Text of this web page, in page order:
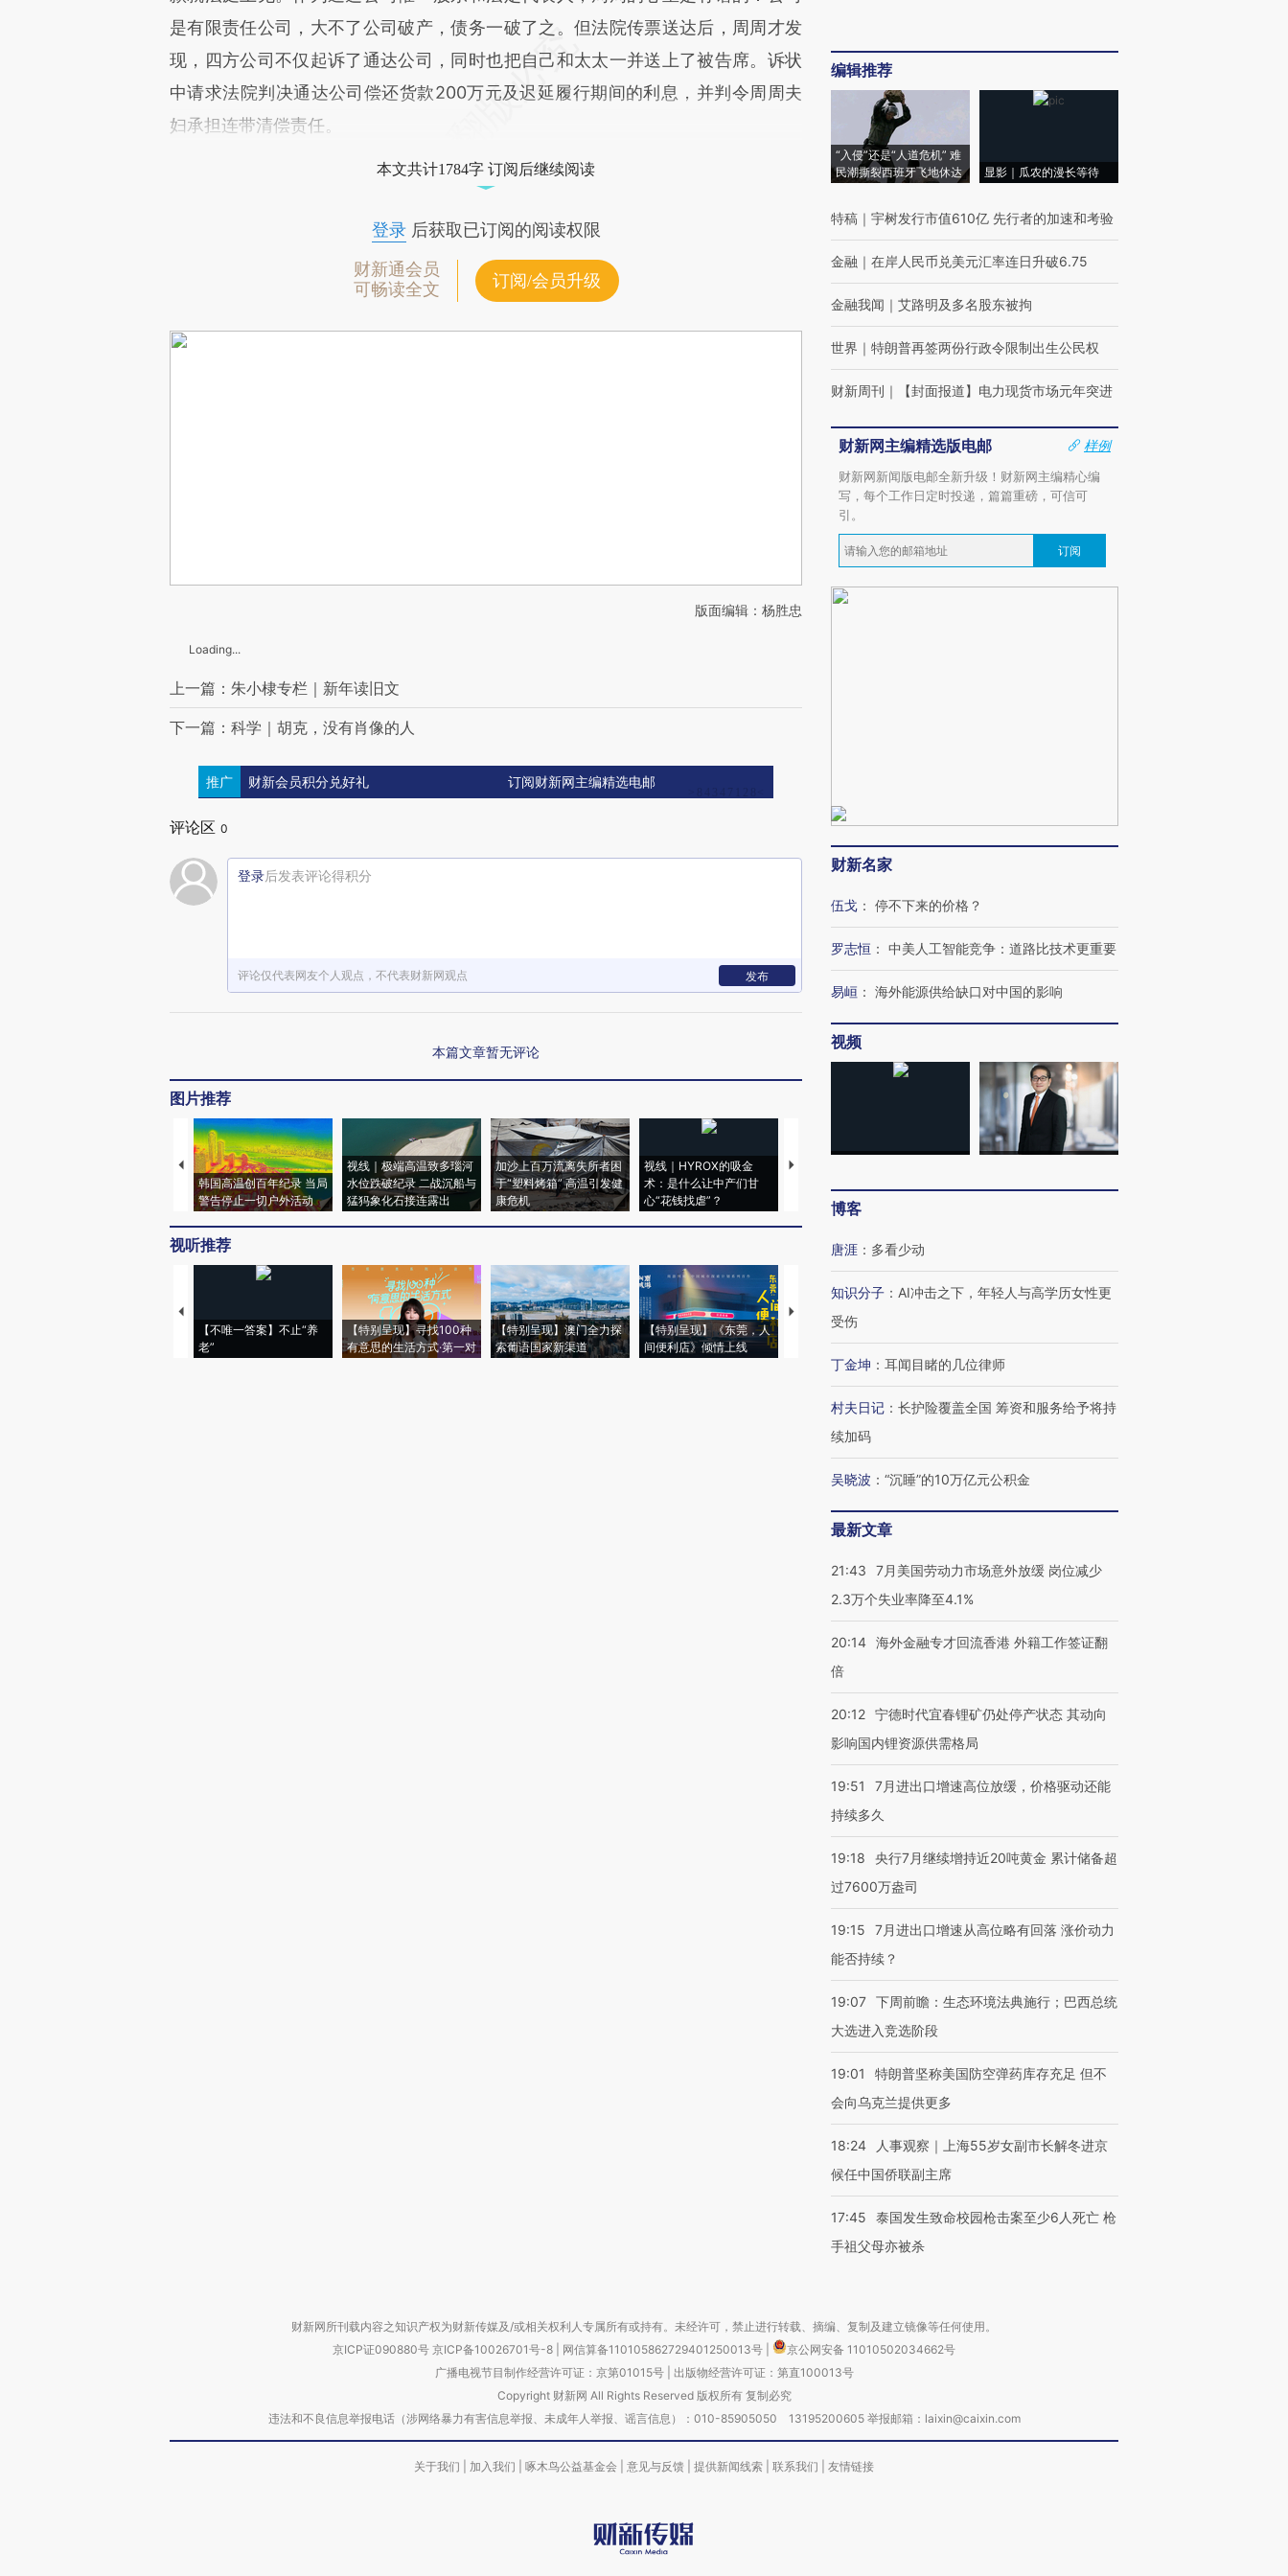
是有限责任公司，大不了公司破产，债务一破了之。但法院传票送达后，周周才发
现，四方公司不仅起诉了通达公司，同时也把自己和太太一并送上了被告席。诉状
中请求法院判决通达公司偿还货款200万元及迟延履行期间的利息，并判令周周夫
妇承担连带清偿责任。
本文共计1784字 订阅后继续阅读
登录后获取已订阅的阅读权限
财新通会员
可畅读全文
订阅/会员升级
版面编辑：杨胜忠
Loading...
上一篇：朱小棣专栏｜新年读旧文
下一篇：科学｜胡克，没有肖像的人
推广 财新会员积分兑好礼 订阅财新网主编精选电邮
评论区 0
登录后发表评论得积分
评论仅代表网友个人观点，不代表财新网观点 发布
本篇文章暂无评论
图片推荐
韩国高温创百年纪录 当局
警告停止一切户外活动
视线｜极端高温致多瑙河
水位跌破纪录 二战沉船与
猛犸象化石接连露出
加沙上百万流离失所者困
于“塑料烤箱” 高温引发健
康危机
视线｜HYROX的吸金
术：是什么让中产们甘
心“花钱找虐”？
马航飞行员跨国走私7万
视听推荐
【不唯一答案】不止“养
老”
【特别呈现】寻找100种
有意思的生活方式·第一对
【特别呈现】澳门全力探
索葡语国家新渠道
【特别呈现】《东莞，人
间便利店》倾情上线
【推广】走进第四届链博
会，让数智科技“链”接产
有意思的生活方式·第三对
住三大增长引擎是什么？
编辑推荐
“入侵”还是“人道危机” 难
民潮撕裂西班牙飞地休达
显影｜瓜农的漫长等待
特稿 ｜ 宇树发行市值610亿 先行者的加速和考验
金融 ｜ 在岸人民币兑美元汇率连日升破6.75
金融我闻 ｜ 艾路明及多名股东被拘
世界 ｜ 特朗普再签两份行政令限制出生公民权
财新周刊 ｜ 【封面报道】电力现货市场元年突进
财新网主编精选版电邮
样例
财新网新闻版电邮全新升级！财新网主编精心编
写，每个工作日定时投递，篇篇重磅，可信可
引。
订阅
财新名家
伍戈 ： 停不下来的价格？
罗志恒 ： 中美人工智能竞争：道路比技术更重要
易峘 ： 海外能源供给缺口对中国的影响
视频
博客
唐涯 ： 多看少动
知识分子 ： AI冲击之下，年轻人与高学历女性更
受伤
丁金坤 ： 耳闻目睹的几位律师
村夫日记 ： 长护险覆盖全国 筹资和服务给予将持
续加码
吴晓波 ： “沉睡”的10万亿元公积金
最新文章
21:43
7月美国劳动力市场意外放缓 岗位减少
2.3万个失业率降至4.1%
20:14 海外金融专才回流香港 外籍工作签证翻
倍
20:12 宁德时代宜春锂矿仍处停产状态 其动向
影响国内锂资源供需格局
19:51
7月进出口增速高位放缓，价格驱动还能
持续多久
19:18
央行7月继续增持近20吨黄金 累计储备超
过7600万盎司
19:15
7月进出口增速从高位略有回落 涨价动力
能否持续？
19:07 下周前瞻：生态环境法典施行；巴西总统
大选进入竞选阶段
19:01
特朗普坚称美国防空弹药库存充足 但不
会向乌克兰提供更多
18:24
人事观察｜上海55岁女副市长解冬进京
候任中国侨联副主席
17:45
泰国发生致命校园枪击案至少6人死亡 枪
手祖父母亦被杀
财新网所刊载内容之知识产权为财新传媒及/或相关权利人专属所有或持有。未经许可，禁止进行转载、摘编、复制及建立镜像等任何使用。
京ICP证090880号 京ICP备10026701号-8 网信算备110105862729401250013号
京公网安备 11010502034662号
广播电视节目制作经营许可证：京第01015号| 出版物经营许可证：第直100013号
Copyright 财新网 All Rights Reserved 版权所有 复制必究
违法和不良信息举报电话（涉网络暴力有害信息举报、未成年人举报、谣言信息）：010-85905050 13195200605 举报邮箱：laixin@caixin.com
关于我们 加入我们 啄木鸟公益基金会 意见与反馈 提供新闻线索 联系我们 友情链接